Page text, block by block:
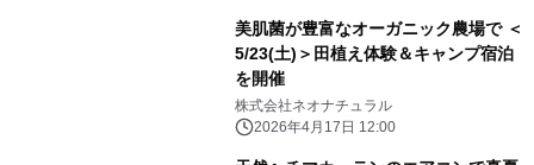
美肌菌が豊富なオーガニック農場で ＜
5/23(土)＞田植え体験＆キャンプ宿泊
を開催
株式会社ネオナチュラル
2026年4月17日 12:00